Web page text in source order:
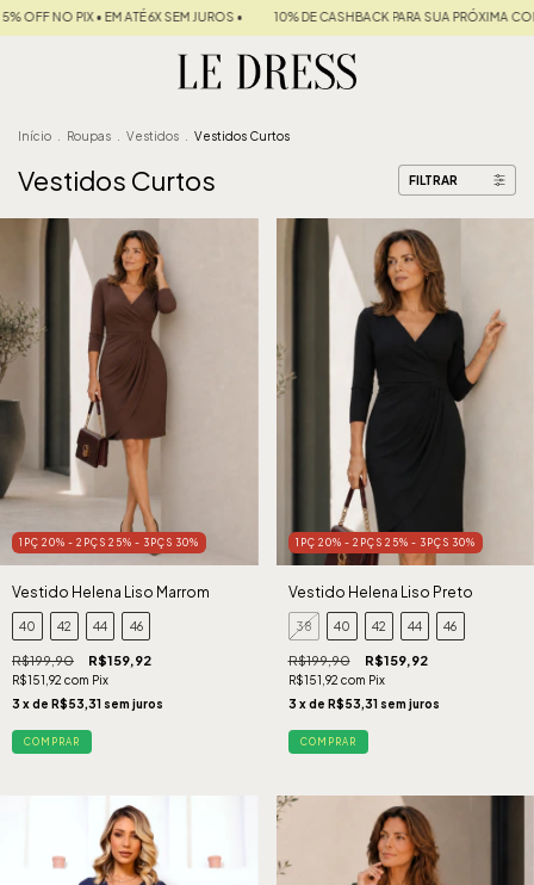
• 10% DE CASHBACK PARA SUA PRÓXIMA COMPRA FRETE GRÁTIS NAS
Início Roupas Vestidos Vestidos Curtos
Vestidos Curtos FILTRAR
1PÇ 20% - 2PÇS 25% - 3PÇS 30%
Vestido Helena Liso Marrom
40 42 44 46
R$199,90 R$159,92
R$151,92 com Pix
3 x de R$53,31 sem juros
COMPRAR
1PÇ 20% - 2PÇS 25% - 3PÇS 30%
Vestido Helena Liso Preto
38 40 42 44 46
R$199,90 R$159,92
R$151,92 com Pix
3 x de R$53,31 sem juros
COMPRAR